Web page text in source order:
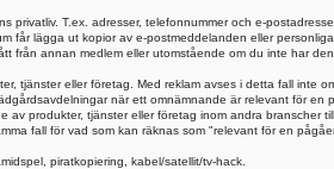
privatliv. T.ex. adresser, telefonnummer och e-
får lägga ut kopior av e-postmeddelanden eller
från annan medlem eller utomstående om du inte har
tjänster eller företag. Med reklam avses i detta fall inte
när ett omnämnande är relevant för en
av produkter, tjänster eller företag inom andra branscher
fall för vad som kan räknas som "relevant för en
piratkopiering, kabel/satellit/tv-hack.